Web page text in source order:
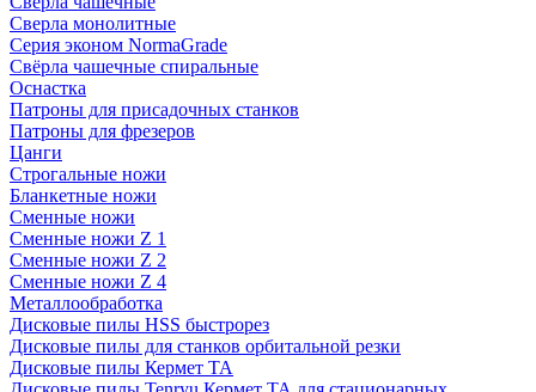
Сверла монолитные
Серия эконом NormaGrade
Свёрла чашечные спиральные
Оснастка
Патроны для присадочных станков
Патроны для фрезеров
Цанги
Строгальные ножи
Бланкетные ножи
Сменные ножи
Сменные ножи Z 1
Сменные ножи Z 2
Сменные ножи Z 4
Металлообработка
Дисковые пилы HSS быстрорез
Дисковые пилы для станков орбитальной резки
Дисковые пилы Кермет ТА